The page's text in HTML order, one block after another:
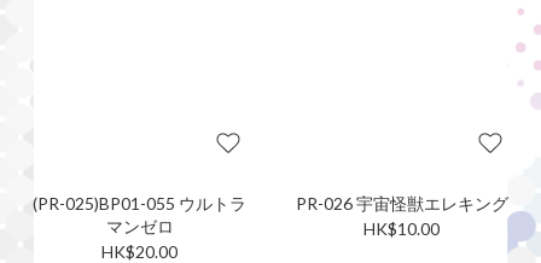
(PR-025)BP01-055 ウルトラ
マンゼロ
HK$20.00
PR-026 宇宙怪獣エレキング
HK$10.00